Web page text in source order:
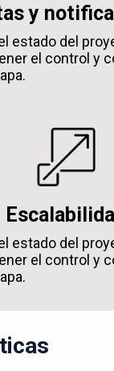
y
estado del
el control y
estado del
el control y